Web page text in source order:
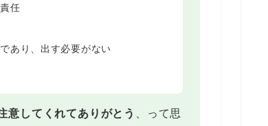
任
あり、出す必要がない
意してくれてありがとう
、って思